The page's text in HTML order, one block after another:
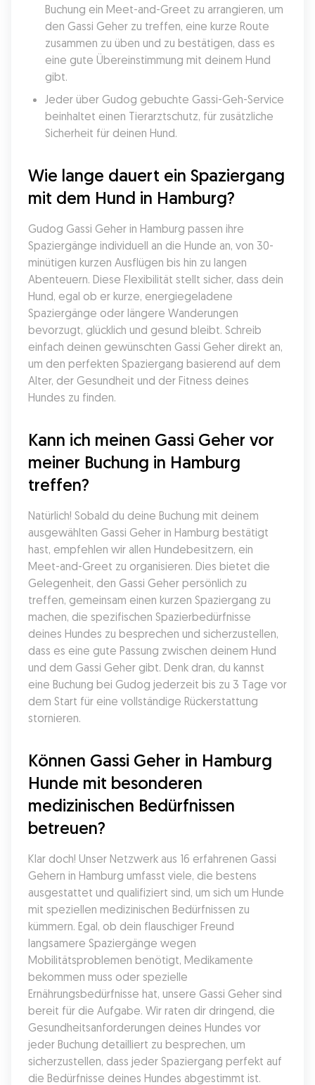
Buchung ein Meet-and-Greet zu arrangieren, um
den Gassi Geher zu treffen, eine kurze Route
zusammen zu üben und zu bestätigen, dass es
eine gute Übereinstimmung mit deinem Hund
gibt.
Jeder über Gudog gebuchte Gassi-Geh-Service
beinhaltet einen Tierarztschutz, für zusätzliche
Sicherheit für deinen Hund.
Wie lange dauert ein Spaziergang
mit dem Hund in Hamburg?
Gudog Gassi Geher in Hamburg passen ihre
Spaziergänge individuell an die Hunde an, von 30-
minütigen kurzen Ausflügen bis hin zu langen
Abenteuern. Diese Flexibilität stellt sicher, dass dein
Hund, egal ob er kurze, energiegeladene
Spaziergänge oder längere Wanderungen
bevorzugt, glücklich und gesund bleibt. Schreib
einfach deinen gewünschten Gassi Geher direkt an,
um den perfekten Spaziergang basierend auf dem
Alter, der Gesundheit und der Fitness deines
Hundes zu finden.
Kann ich meinen Gassi Geher vor
meiner Buchung in Hamburg
treffen?
Natürlich! Sobald du deine Buchung mit deinem
ausgewählten Gassi Geher in Hamburg bestätigt
hast, empfehlen wir allen Hundebesitzern, ein
Meet-and-Greet zu organisieren. Dies bietet die
Gelegenheit, den Gassi Geher persönlich zu
treffen, gemeinsam einen kurzen Spaziergang zu
machen, die spezifischen Spazierbedürfnisse
deines Hundes zu besprechen und sicherzustellen,
dass es eine gute Passung zwischen deinem Hund
und dem Gassi Geher gibt. Denk dran, du kannst
eine Buchung bei Gudog jederzeit bis zu 3 Tage vor
dem Start für eine vollständige Rückerstattung
stornieren.
Können Gassi Geher in Hamburg
Hunde mit besonderen
medizinischen Bedürfnissen
betreuen?
Klar doch! Unser Netzwerk aus 16 erfahrenen Gassi
Gehern in Hamburg umfasst viele, die bestens
ausgestattet und qualifiziert sind, um sich um Hunde
mit speziellen medizinischen Bedürfnissen zu
kümmern. Egal, ob dein flauschiger Freund
langsamere Spaziergänge wegen
Mobilitätsproblemen benötigt, Medikamente
bekommen muss oder spezielle
Ernährungsbedürfnisse hat, unsere Gassi Geher sind
bereit für die Aufgabe. Wir raten dir dringend, die
Gesundheitsanforderungen deines Hundes vor
jeder Buchung detailliert zu besprechen, um
sicherzustellen, dass jeder Spaziergang perfekt auf
die Bedürfnisse deines Hundes abgestimmt ist.